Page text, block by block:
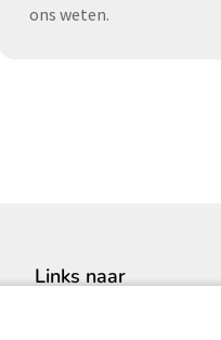
ons weten.
Links naar